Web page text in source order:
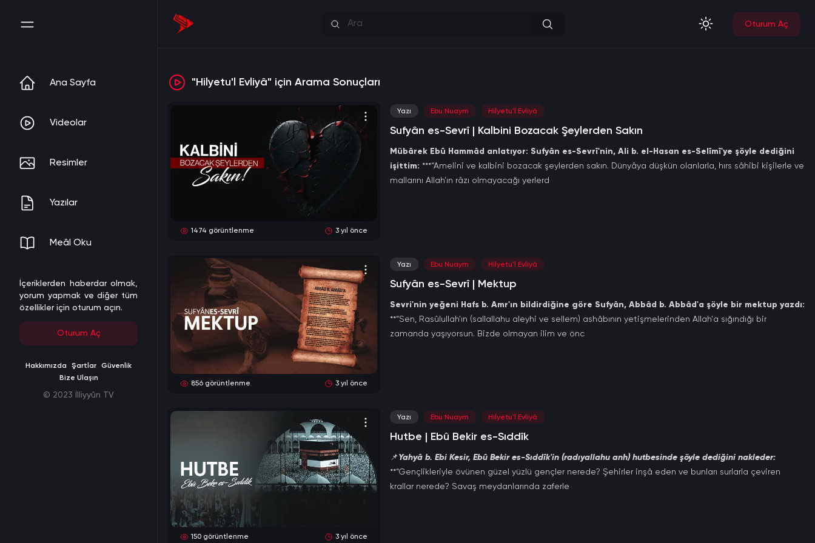
Oturum Aç
Ana Sayfa
Videolar
Resimler
Yazılar
Meâl Oku
İçeriklerden haberdar olmak,
yorum yapmak ve diğer tüm
özellikler için oturum açın.
Oturum Aç
Hakkımızda Şartlar
Güvenlik
Bize Ulaşın
© 2023 İlliyyûn TV
"Hilyetu'l Evliyâ" için Arama Sonuçları
1474 görüntlenme 3 yıl önce
Yazı Ebu Nuaym Hilyetu'l Evliyâ
Sufyân es-Sevrî | Kalbini Bozacak Şeylerden Sakın
Mübârek Ebû Hammâd anlatıyor: Sufyân es-Sevrî'nin, Ali b. el-Hasan es-Selîmî'ye şöyle dediğini
işittim: ***“Amelini ve kalbini bozacak şeylerden sakın. Dünyâya düşkün olanlarla, hırs sâhibi kişilerle ve
mallarını Allah'ın râzı olmayacağı yerlerd
856 görüntlenme 3 yıl önce
Yazı Ebu Nuaym Hilyetu'l Evliyâ
Sufyân es-Sevrî | Mektup
Sevri'nin yeğeni Hafs b. Amr'ın bildirdiğine göre Sufyân, Abbâd b. Abbâd'a şöyle bir mektup yazdı:
**“Sen, Rasûlullah'ın (sallallahu aleyhi ve sellem) ashâbının yetişmelerinden Allah'a sığındığı bir
zamanda yaşıyorsun. Bizde olmayan ilim ve önc
150 görüntlenme 3 yıl önce
Yazı Ebu Nuaym Hilyetu'l Evliyâ
Hutbe | Ebû Bekir es-Sıddîk
📌Yahyâ b. Ebi Kesir, Ebû Bekir es-Sıddîk'in (radıyallahu anh) hutbesinde şöyle dediğini nakleder:
**“Gençlikleriyle övünen güzel yüzlü gençler nerede? Şehirler inşâ eden ve bunları surlarla çeviren
krallar nerede? Savaş meydanlarında zaferle